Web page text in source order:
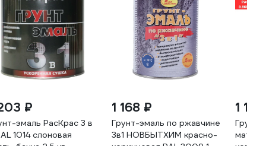
₽
эмаль РасКрас 3 в
1014 слоновая
1 168 ₽
Грунт-эмаль по ржавчине
3в1 НОВБЫТХИМ красно-
1
Грунт-